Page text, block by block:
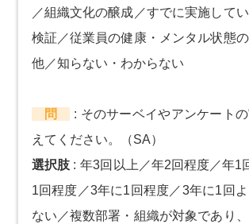
／組織文化の醸成／すでに実施して
検証／従業員の健康・メンタル状態
他／知らない・わからない
問 : そのサーベイやアンケート
えてください。（SA）
選択肢 : 年3回以上／年2回程度／年1
1回程度／3年に1回程度／3年に1回
ない／複数部署・組織が対象であり